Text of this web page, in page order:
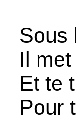
Sous
Il
Et te
Pour